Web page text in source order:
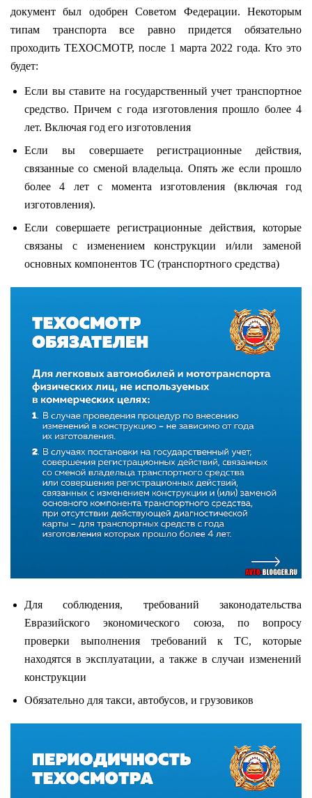
документ был одобрен Советом Федерации. Некоторым
типам транспорта все равно придется обязательно
проходить ТЕХОСМОТР, после 1 марта 2022 года. Кто это
будет:
Если вы ставите на государственный учет транспортное
средство. Причем с года изготовления прошло более 4
лет. Включая год его изготовления
Если вы совершаете регистрационные действия,
связанные со сменой владельца. Опять же если прошло
более 4 лет с момента изготовления (включая год
изготовления).
Если совершаете регистрационные действия, которые
связаны с изменением конструкции и/или заменой
основных компонентов ТС (транспортного средства)
Для соблюдения, требований законодательства
Евразийского экономического союза, по вопросу
проверки выполнения требований к ТС, которые
находятся в эксплуатации, а также в случаи изменений
конструкции
Обязательно для такси, автобусов, и грузовиков